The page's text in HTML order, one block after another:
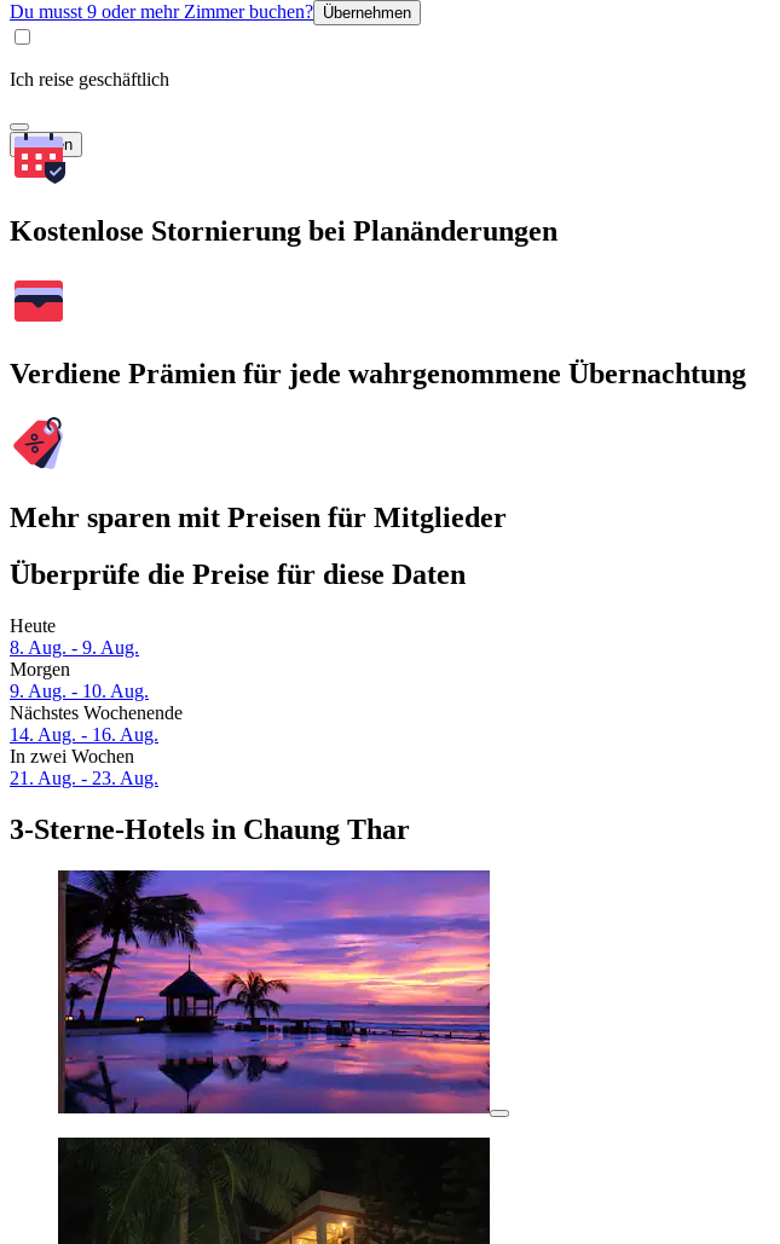
Du musst 9 oder mehr Zimmer buchen? Übernehmen
Ich reise geschäftlich
Suchen
Kostenlose Stornierung bei Planänderungen
Verdiene Prämien für jede wahrgenommene Übernachtung
Mehr sparen mit Preisen für Mitglieder
Überprüfe die Preise für diese Daten
Heute
8. Aug. - 9. Aug.
Morgen
9. Aug. - 10. Aug.
Nächstes Wochenende
14. Aug. - 16. Aug.
In zwei Wochen
21. Aug. - 23. Aug.
3-Sterne-Hotels in Chaung Thar